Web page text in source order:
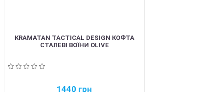
KRAMATAN TACTICAL DESIGN КОФТА
СТАЛЕВІ ВОЇНИ OLIVE
1440 грн